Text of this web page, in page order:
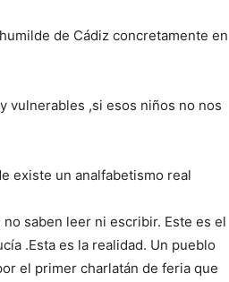
de Cádiz concretamente en
vulnerables ,si esos niños no nos
existe un analfabetismo real
no saben leer ni escribir. Este es el
.Esta es la realidad. Un pueblo
el primer charlatán de feria que